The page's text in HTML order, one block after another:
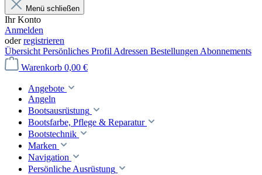
Menü schließen
Ihr Konto
Anmelden
oderregistrieren
Übersicht Persönliches Profil Adressen Bestellungen Abonnements
Warenkorb 0,00 €
Angebote
Angeln
Bootsausrüstung
Bootsfarbe, Pflege & Reparatur
Bootstechnik
Marken
Navigation
Persönliche Ausrüstung